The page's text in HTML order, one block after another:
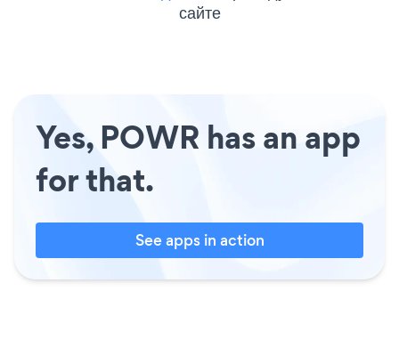
сайте
Yes, POWR has an app
for that.
See apps in action